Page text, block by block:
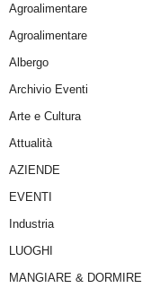
Agroalimentare
Agroalimentare
Albergo
Archivio Eventi
Arte e Cultura
Attualità
AZIENDE
EVENTI
Industria
LUOGHI
MANGIARE & DORMIRE